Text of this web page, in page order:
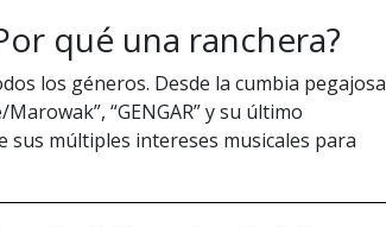
qué una ranchera?
los géneros. Desde la cumbia pegajosa
“GENGAR” y su último
múltiples intereses musicales para